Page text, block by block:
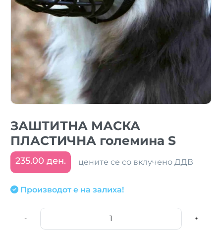
ЗАШТИТНА МАСКА
ПЛАСТИЧНА големина S
235.00 ден. цените се со вклучено ДДВ
Производот е на залиха!
- +